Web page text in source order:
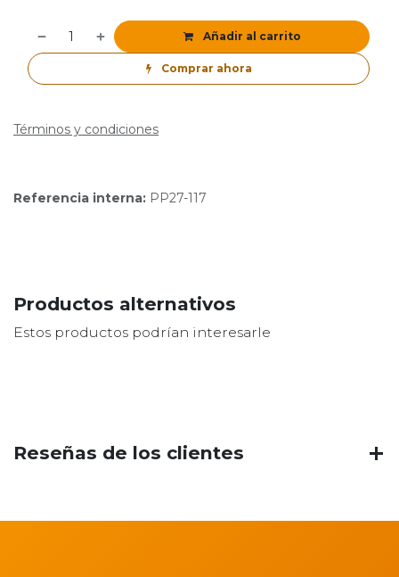
Añadir al carrito
Comprar ahora
Términos y condiciones
Referencia interna: PP27-117
Productos alternativos
Estos productos podrían interesarle
Reseñas de los clientes